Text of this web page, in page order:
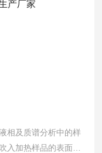
相及质谱分析中的样
入加热样品的表面进